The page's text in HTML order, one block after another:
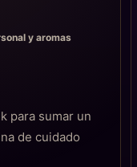
y aromas
para sumar un
de cuidado